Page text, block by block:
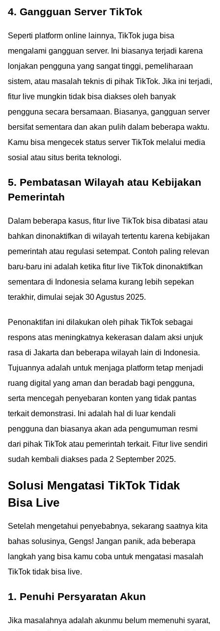
4. Gangguan Server TikTok
Seperti platform online lainnya, TikTok juga bisa
mengalami gangguan server. Ini biasanya terjadi karena
lonjakan pengguna yang sangat tinggi, pemeliharaan
sistem, atau masalah teknis di pihak TikTok. Jika ini terjadi,
fitur live mungkin tidak bisa diakses oleh banyak
pengguna secara bersamaan. Biasanya, gangguan server
bersifat sementara dan akan pulih dalam beberapa waktu.
Kamu bisa mengecek status server TikTok melalui media
sosial atau situs berita teknologi.
5. Pembatasan Wilayah atau Kebijakan
Pemerintah
Dalam beberapa kasus, fitur live TikTok bisa dibatasi atau
bahkan dinonaktifkan di wilayah tertentu karena kebijakan
pemerintah atau regulasi setempat. Contoh paling relevan
baru-baru ini adalah ketika fitur live TikTok dinonaktifkan
sementara di Indonesia selama kurang lebih sepekan
terakhir, dimulai sejak 30 Agustus 2025.
Penonaktifan ini dilakukan oleh pihak TikTok sebagai
respons atas meningkatnya kekerasan dalam aksi unjuk
rasa di Jakarta dan beberapa wilayah lain di Indonesia.
Tujuannya adalah untuk menjaga platform tetap menjadi
ruang digital yang aman dan beradab bagi pengguna,
serta mencegah penyebaran konten yang tidak pantas
terkait demonstrasi. Ini adalah hal di luar kendali
pengguna dan biasanya akan ada pengumuman resmi
dari pihak TikTok atau pemerintah terkait. Fitur live sendiri
sudah kembali diakses pada 2 September 2025.
Solusi Mengatasi TikTok Tidak
Bisa Live
Setelah mengetahui penyebabnya, sekarang saatnya kita
bahas solusinya, Gengs! Jangan panik, ada beberapa
langkah yang bisa kamu coba untuk mengatasi masalah
TikTok tidak bisa live.
1. Penuhi Persyaratan Akun
Jika masalahnya adalah akunmu belum memenuhi syarat,